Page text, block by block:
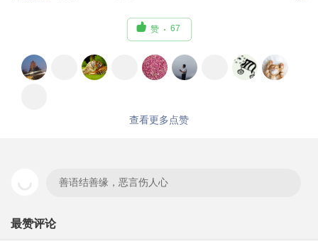
 赞 67
查看更多点赞
善语结善缘，恶言伤人心
最赞评论